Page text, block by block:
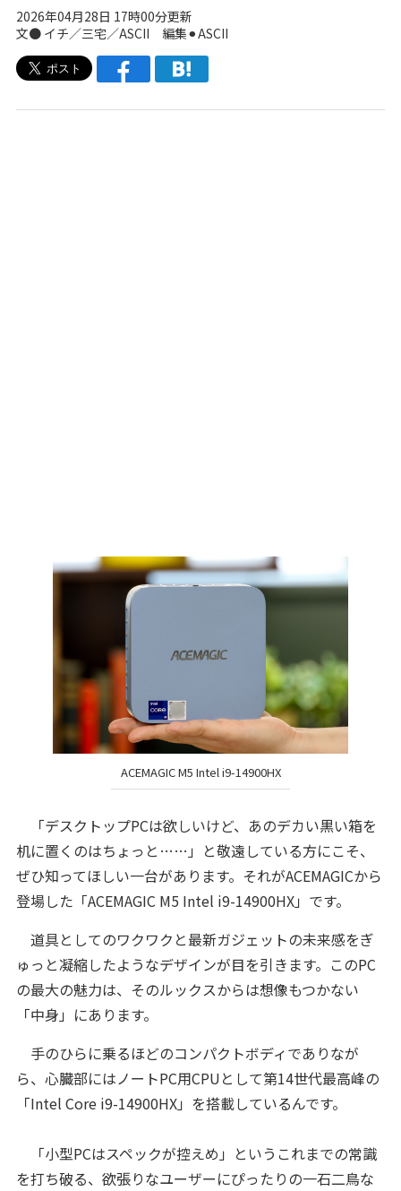
2026年04月28日 17時00分更新
文● イチ／三宅／ASCII 編集⚫︎ASCII
ACEMAGIC M5 Intel i9-14900HX
「デスクトップPCは欲しいけど、あのデカい黒い箱を
机に置くのはちょっと……」と敬遠している方にこそ、
ぜひ知ってほしい一台があります。それがACEMAGICから
登場した「ACEMAGIC M5 Intel i9-14900HX」です。
道具としてのワクワクと最新ガジェットの未来感をぎ
ゅっと凝縮したようなデザインが目を引きます。このPC
の最大の魅力は、そのルックスからは想像もつかない
「中身」にあります。
手のひらに乗るほどのコンパクトボディでありなが
ら、心臓部にはノートPC用CPUとして第14世代最高峰の
「Intel Core i9-14900HX」を搭載しているんです。
「小型PCはスペックが控えめ」というこれまでの常識
を打ち破る、欲張りなユーザーにぴったりの一石二鳥な